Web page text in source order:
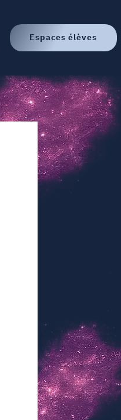
Espaces élèves